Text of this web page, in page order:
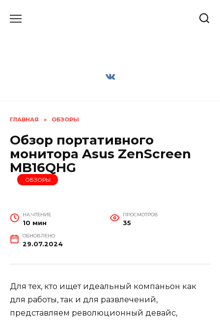
ГЛАВНАЯ » ОБЗОРЫ
Обзор портативного
монитора Asus ZenScreen
MB16QHG
ОБЗОРЫ
НА ЧТЕНИЕ
10 мин
ПРОСМОТРОВ
35
ОБНОВЛЕНО
29.07.2024
Для тех, кто ищет идеальный компаньон как
для работы, так и для развлечений,
представляем революционный девайс,